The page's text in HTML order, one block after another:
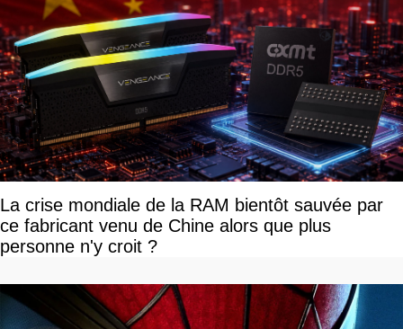
La crise mondiale de la RAM bientôt sauvée par
ce fabricant venu de Chine alors que plus
personne n'y croit ?